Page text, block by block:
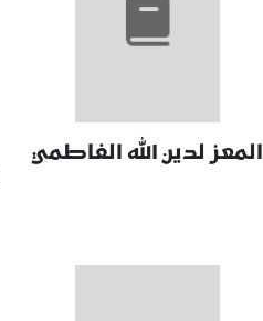
المعز لدين الله الفاطمي